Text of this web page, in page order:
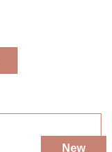
New